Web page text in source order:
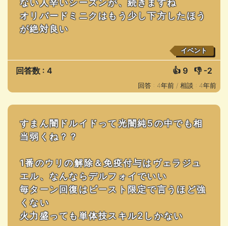
ない人辛いシーズンが、続きますね
オリバードミニクはもう少し下方したほう
が絶対良い
イベント
回答数 : 4 👍 9 👎 -2
回答 : 4年前 / 相談 : 4年前
すまん闇ドルイドって光闇純5の中でも相
当弱くね？？
1番のウリの解除＆免疫付与はヴェラジュ
エル、なんならデルフォイでいい
毎ターン回復はビースト限定で言うほど強
くない
火力盛っても単体技スキル2しかない